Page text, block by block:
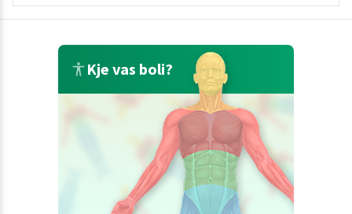
Kje vas boli?